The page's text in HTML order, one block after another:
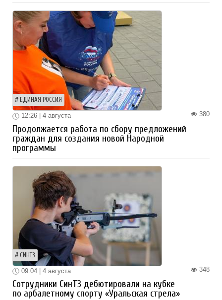
ЕДИНАЯ РОССИЯ
380
12:26 | 4 августа
Продолжается работа по сбору предложений
граждан для создания новой Народной
программы
СИНТЗ
348
09:04 | 4 августа
Сотрудники СинТЗ дебютировали на кубке
по арбалетному спорту «Уральская стрела»